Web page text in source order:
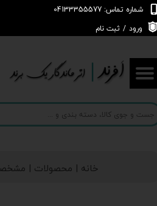
شماره تماس: 04133355577
ورود / ثبت نام
حساب کاربری من
تغییر گذر واژه
سفارشات
خروج از حساب کاربری
خانه | محصولات |